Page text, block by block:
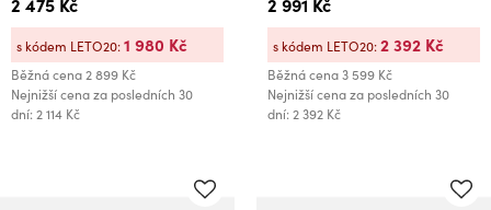
Běžná cena2 899 Kč
Nejnižší cena za posledních 30
dní: 2 114 Kč
s kódem LETO20:1 980 Kč
Běžná cena3 599 Kč
Nejnižší cena za posledních 30
dní: 2 392 Kč
s kódem LETO20:2 392 Kč